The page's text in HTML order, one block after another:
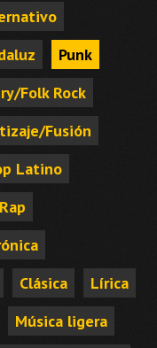
Punk
Folk Rock
Fusión
Latino
Clásica
Lírica
Música ligera